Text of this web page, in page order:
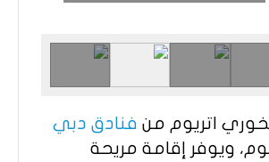
اتريوم من فنادق دبي
ويوفر إقامة مريحة